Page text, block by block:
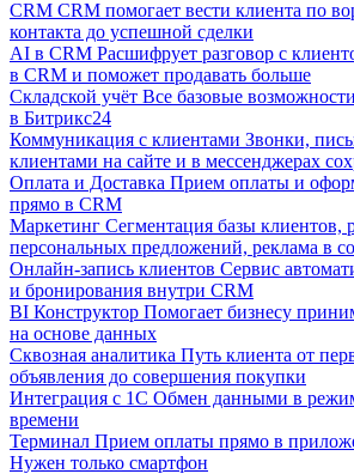
CRM CRM помогает вести клиента по
контакта до успешной сделки
AI в CRM Расшифрует разговор с
в CRM и поможет продавать больше
Складской учёт Все базовые
в Битрикс24
Коммуникация с клиентами Звонки,
клиентами на сайте и в мессенджерах
Оплата и Доставка Прием оплаты и
прямо в CRM
Маркетинг Сегментация базы клиентов,
персональных предложений, реклама в
Онлайн-запись клиентов Сервис
и бронирования внутри CRM
BI Конструктор Помогает бизнесу
на основе данных
Сквозная аналитика Путь клиента от
объявления до совершения покупки
Интеграция с 1С Обмен данными в
времени
Терминал Прием оплаты прямо в
Нужен только смартфон